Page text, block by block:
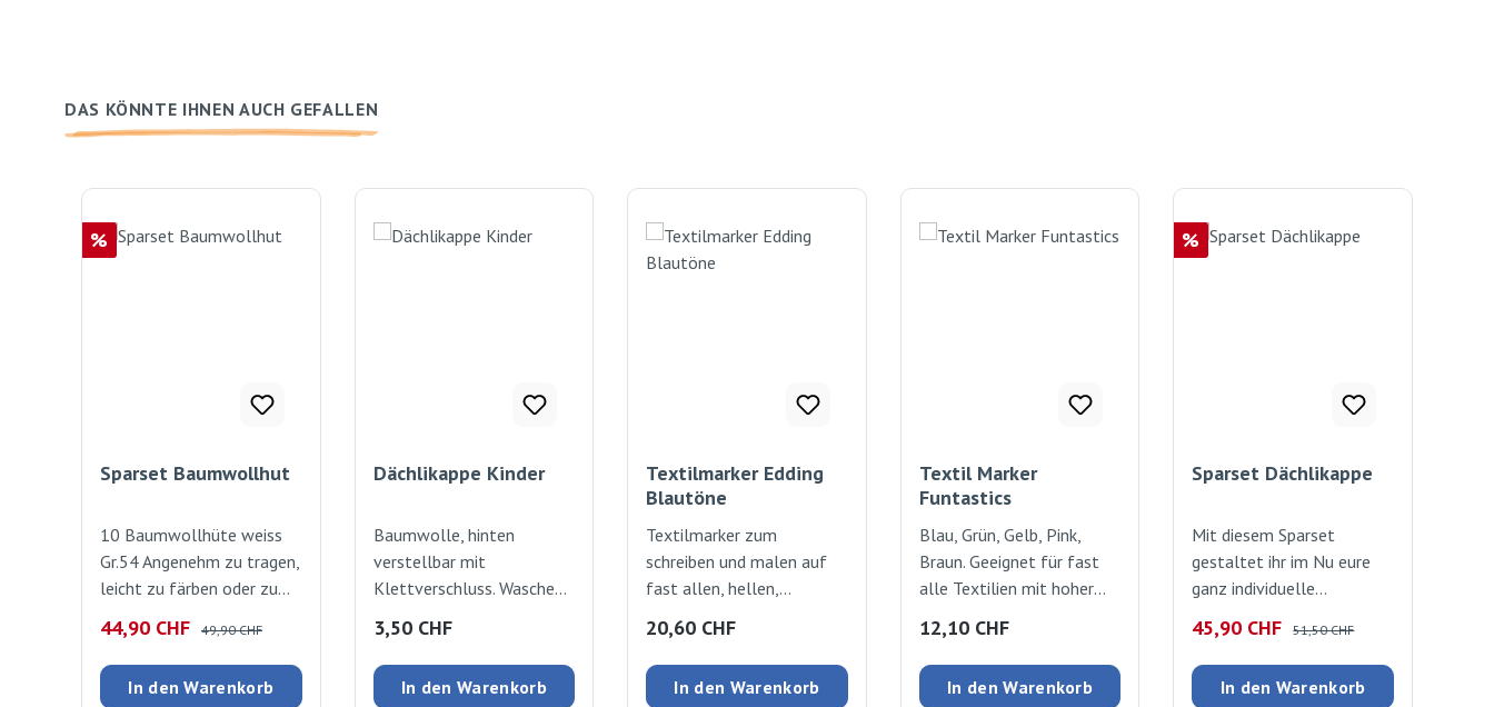
DAS KÖNNTE IHNEN AUCH GEFALLEN
Rabatt
%
Sparset Baumwollhut
10 Baumwollhüte weiss
Gr.54 Angenehm zu tragen,
leicht zu färben oder zu
rot und marine. Kleiner
Aufwand, grosser Effekt!
Der Marabu Fashion Spray
Verkaufspreis:
44,90 CHF Regulärer Preis:
49,90 CHF
In den Warenkorb
Dächlikappe Kinder
Baumwolle, hinten
verstellbar mit
Klettverschluss. Waschen
Schonwäsche, ohne
Schleudern. weiss
Regulärer Preis:
3,50 CHF
In den Warenkorb
Textilmarker Edding
Blautöne
Textilmarker zum
schreiben und malen auf
fast allen, hellen,
appreturfreien Textilien.
Ohne Dampfbügeln
fixierbar. Waschfest bis 60
Grad. Tinte auf
Regulärer Preis:
20,60 CHF
In den Warenkorb
Textil Marker
Funtastics
Blau, Grün, Gelb, Pink,
Braun. Geeignet für fast
alle Textilien mit hoher
waschfest bis 60 Grad.
Zum Fixieren ohne Dampf
bügeln. Strichstärke: 2-3
Regulärer Preis:
12,10 CHF
In den Warenkorb
Rabatt
%
Sparset Dächlikappe
Mit diesem Sparset
gestaltet ihr im Nu eure
ganz individuelle
Textilfarbe einfach mit
etwas Wasser – je mehr
Wasser ihr verwendet,
Verkaufspreis:
45,90 CHF Regulärer Preis:
51,50 CHF
In den Warenkorb